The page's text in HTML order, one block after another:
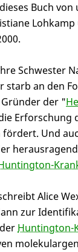
Buch
Schwester
starb an den
der "
Erforschung
fördert. Und
Alice
zur
Huntington-